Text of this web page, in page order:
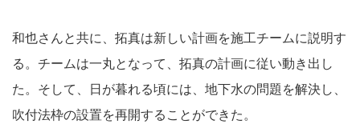
和也さんと共に、拓真は新しい計画を施工チームに説明す
る。チームは一丸となって、拓真の計画に従い動き出し
た。そして、日が暮れる頃には、地下水の問題を解決し、
吹付法枠の設置を再開することができた。